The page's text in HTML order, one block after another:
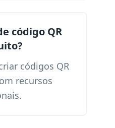
código QR
códigos QR
recursos